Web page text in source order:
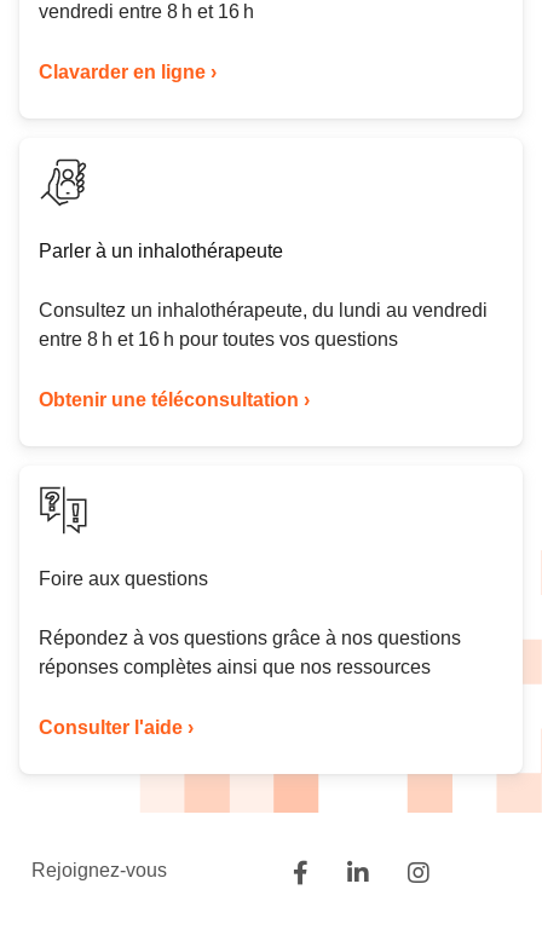
vendredi entre 8 h et 16 h
Clavarder en ligne ›
Parler à un inhalothérapeute
Consultez un inhalothérapeute, du lundi au vendredi
entre 8 h et 16 h pour toutes vos questions
Obtenir une téléconsultation ›
Foire aux questions
Répondez à vos questions grâce à nos questions
réponses complètes ainsi que nos ressources
Consulter l'aide ›
Rejoignez-vous